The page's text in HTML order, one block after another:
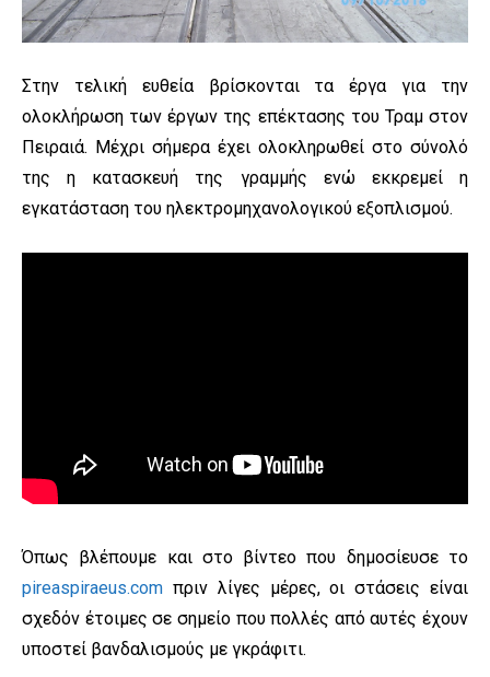
Στην τελική ευθεία βρίσκονται τα έργα για την
ολοκλήρωση των έργων της επέκτασης του Τραμ στον
Πειραιά. Μέχρι σήμερα έχει ολοκληρωθεί στο σύνολό
της η κατασκευή της γραμμής ενώ εκκρεμεί η
εγκατάσταση του ηλεκτρομηχανολογικού εξοπλισμού.
Όπως βλέπουμε και στο βίντεο που δημοσίευσε το
pireaspiraeus.com πριν λίγες μέρες, οι στάσεις είναι
σχεδόν έτοιμες σε σημείο που πολλές από αυτές έχουν
υποστεί βανδαλισμούς με γκράφιτι.